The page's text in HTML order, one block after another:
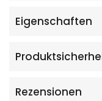
Eigenschaften
Rezensionen